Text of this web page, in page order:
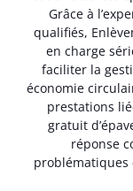
Grâce à
qualifiés,
en charge
faciliter la
économie
prestations
gratuit
réponse
problématiques